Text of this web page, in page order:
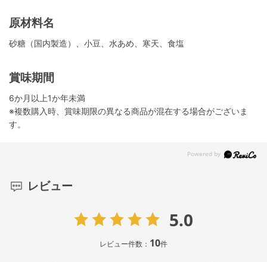
原材料名
砂糖（国内製造）、小豆、水あめ、寒天、食塩
賞味期間
6か月以上1か年未満
※複数購入時、賞味期限の異なる商品が混在する場合がございま
す。
レビュー
5.0
レビュー件数： 10件